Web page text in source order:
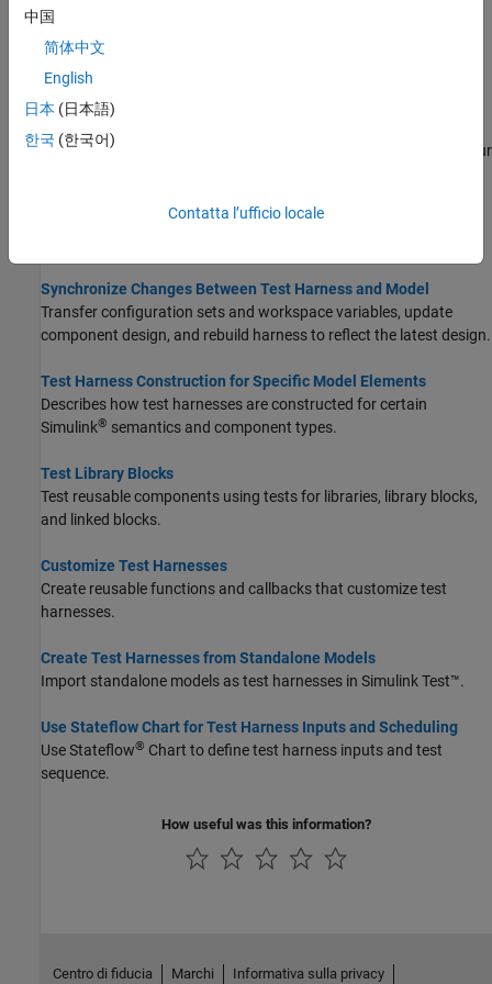
Utilizzare un test harness per isolare il componente sottoposto a
test.
Create, import, and customize test harness configurations for your
Manage Test Harnesses
Synchronize Changes Between Test Harness and Model
Transfer configuration sets and workspace variables, update
component design, and rebuild harness to reflect the latest design.
Test Harness Construction for Specific Model Elements
Describes how test harnesses are constructed for certain
Simulink® semantics and component types.
Test Library Blocks
Test reusable components using tests for libraries, library blocks,
and linked blocks.
Customize Test Harnesses
Create reusable functions and callbacks that customize test
harnesses.
Create Test Harnesses from Standalone Models
Import standalone models as test harnesses in Simulink Test™.
Use Stateflow Chart for Test Harness Inputs and Scheduling
Use Stateflow® Chart to define test harness inputs and test
sequence.
How useful was this information?
中国
简体中文
English
日本 (日本語)
한국 (한국어)
Contatta l’ufficio locale
Centro di fiducia Marchi Informativa sulla privacy